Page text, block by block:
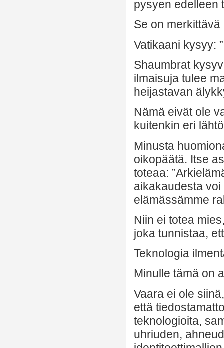
pysyen edelleen
Se on merkittävä
Vatikaani kysyy:
Shaumbrat
ilmaisuja tulee
heijastavan
Nämä eivät ole
kuitenkin eri
Minusta
oikopäätä. Itse
toteaa:
aikakaudesta
elämässämme
Niin ei totea
joka tunnistaa,
Teknologia
Minulle tämä on
Vaara ei ole
että
teknologioita,
uhriuden,